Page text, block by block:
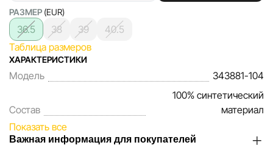
РАЗМЕР (EUR)
36.5 38 39
40.5
Таблица размеров
ХАРАКТЕРИСТИКИ
Модель 343881-104
Состав
100% синтетический
материал
Показать все
Важная информация для покупателей